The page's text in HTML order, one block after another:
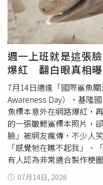
魚），才能享受美味同時保
以鮑魚、明蝦、秋紅蟳、
端出東坡一品封、蜜汁雞
冰品作為宴席收尾，整體配
食、湯品與甜點，層次相
一亮的，是菜單中出現「
出，雞肚鱉近年已很少出
置作業、燉煮時間與火候
見，因此只要看到這道菜
文曝光後，不少網友也紛
誇，一看就知道是真本事
菜都安排得很有邏輯」、
而不是一道一道各自精彩
到底是什麼交情？竟然願
道在哪裡辦，我願意包紅
從專業角度分析，這份菜
週一上班就是這張
爆紅 翻白眼真相
7月14日適逢「國際鯊魚
Awareness Day），基隆
魚標本意外在網路爆紅，
的一張皺鰓鯊標本照片，
臉」被網友瘋傳，不少人
「感覺牠在瞧不起我」、
有人認為非常適合製作梗
鯊魚標本取名為「厭世五
07月14日, 2026